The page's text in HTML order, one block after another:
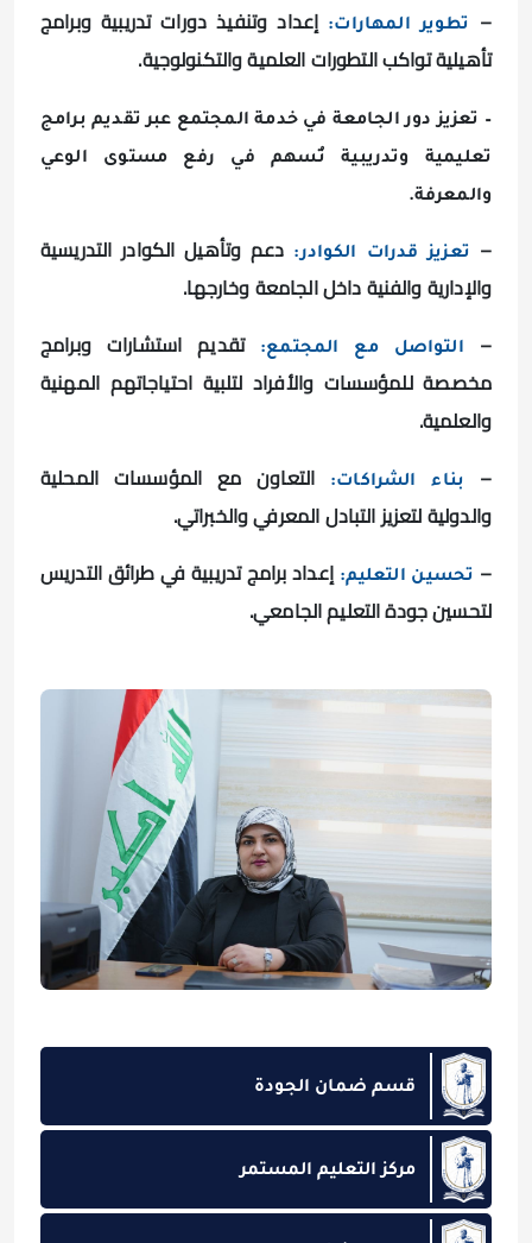
– تطوير المهارات: إعداد وتنفيذ دورات تدريبية وبرامج
تأهيلية تواكب التطورات العلمية والتكنولوجية.
– تعزيز دور الجامعة في خدمة المجتمع عبر تقديم برامج
تعليمية وتدريبية تُسهم في رفع مستوى الوعي
والمعرفة.
– تعزيز قدرات الكوادر: دعم وتأهيل الكوادر التدريسية
والإدارية والفنية داخل الجامعة وخارجها.
– التواصل مع المجتمع:
تقديم استشارات وبرامج
مخصصة للمؤسسات والأفراد لتلبية احتياجاتهم المهنية
والعلمية.
– بناء الشراكات:
التعاون مع المؤسسات المحلية
والدولية لتعزيز التبادل المعرفي والخبراتي.
– تحسين التعليم:إعداد برامج تدريبية في طرائق التدريس
لتحسين جودة التعليم الجامعي.
قسم ضمان الجودة
مركز التعليم المستمر